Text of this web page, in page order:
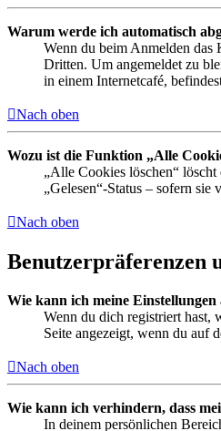
Warum werde ich automatisch
Wenn du beim Anmelden das
Dritten. Um angemeldet zu
in einem Internetcafé,
Nach oben
Wozu ist die Funktion „Alle
„Alle Cookies löschen“
„Gelesen“-Status – sofern
Nach oben
Benutzerpräferenzen
Wie kann ich meine Einstellungen
Wenn du dich registriert hast,
Seite angezeigt, wenn du auf
Nach oben
Wie kann ich verhindern, dass
In deinem persönlichen